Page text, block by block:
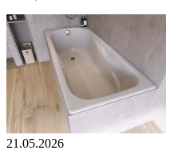
21.05.2026